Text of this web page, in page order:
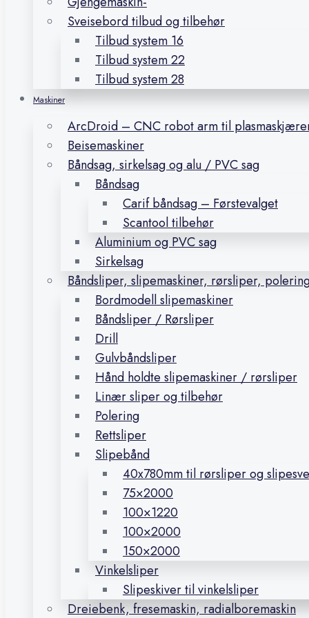
Sveisebord tilbud og tilbehør
Tilbud system 16
Tilbud system 22
Tilbud system 28
Maskiner
ArcDroid – CNC robot arm til
Beisemaskiner
Båndsag, sirkelsag og alu / PVC sag
Båndsag
Carif båndsag – Førstevalget
Scantool tilbehør
Aluminium og PVC sag
Sirkelsag
Båndsliper, slipemaskiner, rørsliper,
Bordmodell slipemaskiner
Båndsliper / Rørsliper
Drill
Gulvbåndsliper
Hånd holdte slipemaskiner / rørsliper
Linær sliper og tilbehør
Polering
Rettsliper
Slipebånd
40x780mm til rørsliper og
75×2000
100×1220
100×2000
150×2000
Vinkelsliper
Slipeskiver til vinkelsliper
Dreiebenk, fresemaskin, radialboremaskin